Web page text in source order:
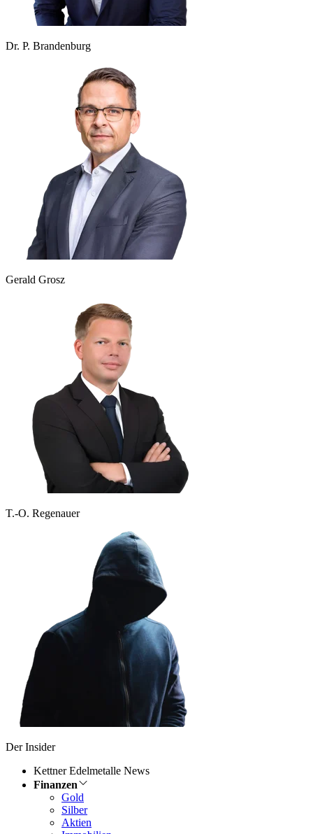
Dr. P. Brandenburg
Gerald Grosz
T.-O. Regenauer
Der Insider
Kettner Edelmetalle News
Finanzen
Gold
Silber
Aktien